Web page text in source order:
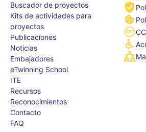
Buscador de proyectos
Kits de actividades para
proyectos
Publicaciones
Noticias
Embajadores
eTwinning School
ITE
Recursos
Reconocimientos
Contacto
FAQ